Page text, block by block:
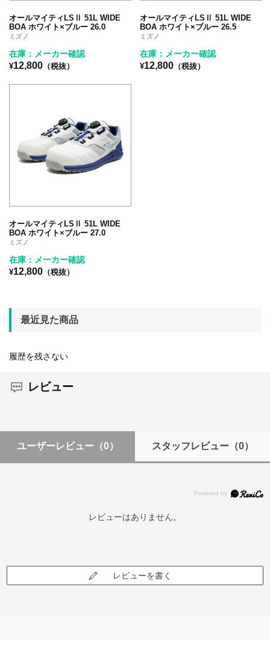
オールマイティLSⅡ 51L WIDE
BOA ホワイト×ブルー 26.0
ミズノ
在庫：メーカー確認
¥12,800 （税抜）
オールマイティLSⅡ 51L WIDE
BOA ホワイト×ブルー 26.5
ミズノ
在庫：メーカー確認
¥12,800 （税抜）
オールマイティLSⅡ 51L WIDE
BOA ホワイト×ブルー 27.0
ミズノ
在庫：メーカー確認
¥12,800 （税抜）
最近見た商品
履歴を残さない
レビュー
ユーザーレビュー （0） スタッフレビュー（0）
レビューはありません。
レビューを書く